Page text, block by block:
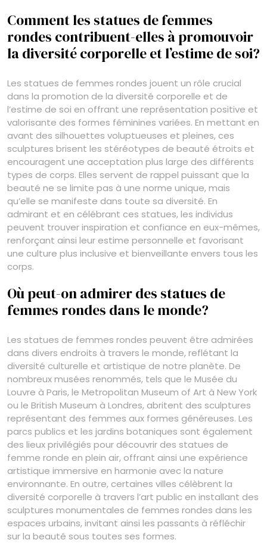
Comment les statues de femmes
rondes contribuent-elles à promouvoir
la diversité corporelle et l’estime de soi?
Les statues de femmes rondes jouent un rôle crucial
dans la promotion de la diversité corporelle et de
l’estime de soi en offrant une représentation positive et
valorisante des formes féminines variées. En mettant en
avant des silhouettes voluptueuses et pleines, ces
sculptures brisent les stéréotypes de beauté étroits et
encouragent une acceptation plus large des différents
types de corps. Elles servent de rappel puissant que la
beauté ne se limite pas à une norme unique, mais
qu’elle se manifeste dans toute sa diversité. En
admirant et en célébrant ces statues, les individus
peuvent trouver inspiration et confiance en eux-mêmes,
renforçant ainsi leur estime personnelle et favorisant
une culture plus inclusive et bienveillante envers tous les
corps.
Où peut-on admirer des statues de
femmes rondes dans le monde?
Les statues de femmes rondes peuvent être admirées
dans divers endroits à travers le monde, reflétant la
diversité culturelle et artistique de notre planète. De
nombreux musées renommés, tels que le Musée du
Louvre à Paris, le Metropolitan Museum of Art à New York
ou le British Museum à Londres, abritent des sculptures
représentant des femmes aux formes généreuses. Les
parcs publics et les jardins botaniques sont également
des lieux privilégiés pour découvrir des statues de
femme ronde en plein air, offrant ainsi une expérience
artistique immersive en harmonie avec la nature
environnante. En outre, certaines villes célèbrent la
diversité corporelle à travers l’art public en installant des
sculptures monumentales de femmes rondes dans les
espaces urbains, invitant ainsi les passants à réfléchir
sur la beauté sous toutes ses formes.